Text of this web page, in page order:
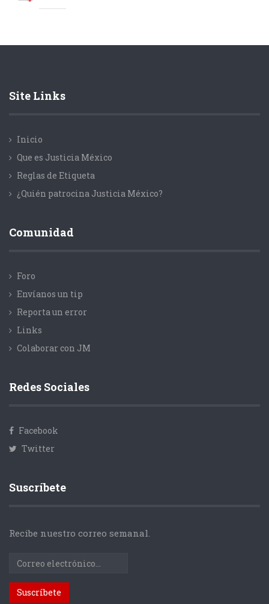
Site Links
Inicio
Que es Justicia México
Reglas de Etiqueta
¿Quién patrocina Justicia México?
Comunidad
Foro
Envíanos un tip
Reporta un error
Links
Colaborar con JM
Redes Sociales
Facebook
Twitter
Suscríbete
Recibe nuestro correo semanal.